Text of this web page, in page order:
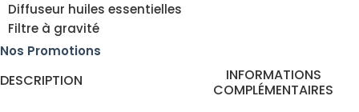
Diffuseur huiles essentielles
Filtre à gravité
Nos Promotions
DESCRIPTION
INFORMATIONS
COMPLÉMENTAIRES